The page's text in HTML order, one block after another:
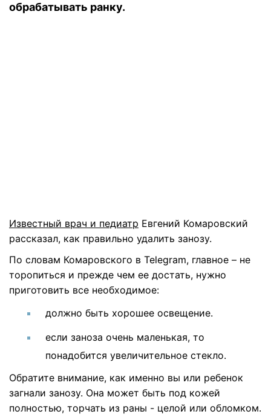
обрабатывать ранку.
Известный врач и педиатр Евгений Комаровский
рассказал, как правильно удалить занозу.
По словам Комаровского в Telegram, главное – не
торопиться и прежде чем ее достать, нужно
приготовить все необходимое:
должно быть хорошее освещение.
если заноза очень маленькая, то
понадобится увеличительное стекло.
Обратите внимание, как именно вы или ребенок
загнали занозу. Она может быть под кожей
полностью, торчать из раны - целой или обломком.